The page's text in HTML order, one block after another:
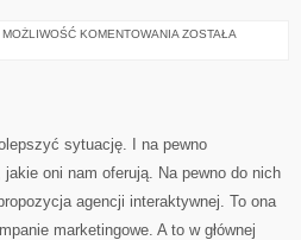
MOŻLIWOŚĆ KOMENTOWANIA AGENCJA
ZOSTAŁA
sytuację. I na pewno
oni nam oferują. Na pewno do nich
agencji interaktywnej. To ona
marketingowe. A to w głównej